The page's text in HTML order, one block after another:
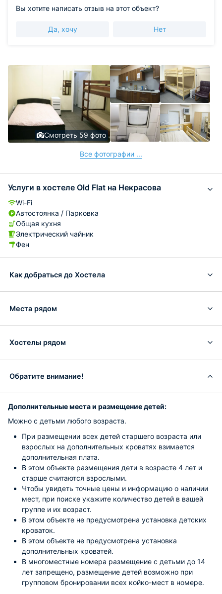
Вы хотите написать отзыв на этот объект?
Да, хочу Нет
Смотреть 59 фото
Все фотографии ...
Услуги в хостеле Old Flat на Некрасова
Wi-Fi
Автостоянка / Парковка
Общая кухня
Электрический чайник
Фен
Как добраться до Хостела
Места рядом
Хостелы рядом
Обратите внимание!
Дополнительные места и размещение детей:
Можно с детьми любого возраста.
При размещении всех детей старшего возраста или
взрослых на дополнительных кроватях взимается
дополнительная плата.
В этом объекте размещения дети в возрасте 4 лет и
старше считаются взрослыми.
Чтобы увидеть точные цены и информацию о наличии
мест, при поиске укажите количество детей в вашей
группе и их возраст.
В этом объекте не предусмотрена установка детских
кроваток.
В этом объекте не предусмотрена установка
дополнительных кроватей.
В многоместные номера размещение с детьми до 14
лет запрещено, размещение детей возможно при
групповом бронировании всех койко-мест в номере.